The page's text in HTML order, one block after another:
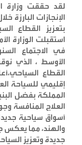
لقد حققت وزارة
الإنجازات البارزة
بتعزيز القطاع
استقبلت الوزارة
الأوسط ، الذي
القطاع
إقليمي للسياحة
المملكة بفضل
العلاج المنافسة
أسواق سياحية
والهند، مما يعكس
جديدة وتعزيز